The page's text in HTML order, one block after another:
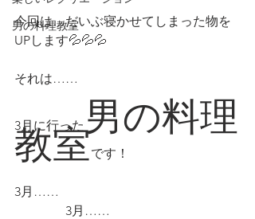
男の料理教室
今回は…だいぶ寝かせてしまった物を
UPします💦💦💦
それは……
3月に行った 男の料理
教室です！
3月……
3月……